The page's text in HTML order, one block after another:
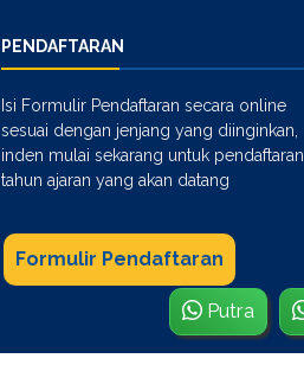
PENDAFTARAN
Isi Formulir Pendaftaran secara online
sesuai dengan jenjang yang diinginkan,
inden mulai sekarang untuk pendaftaran
tahun ajaran yang akan datang
Formulir Pendaftaran
Putra